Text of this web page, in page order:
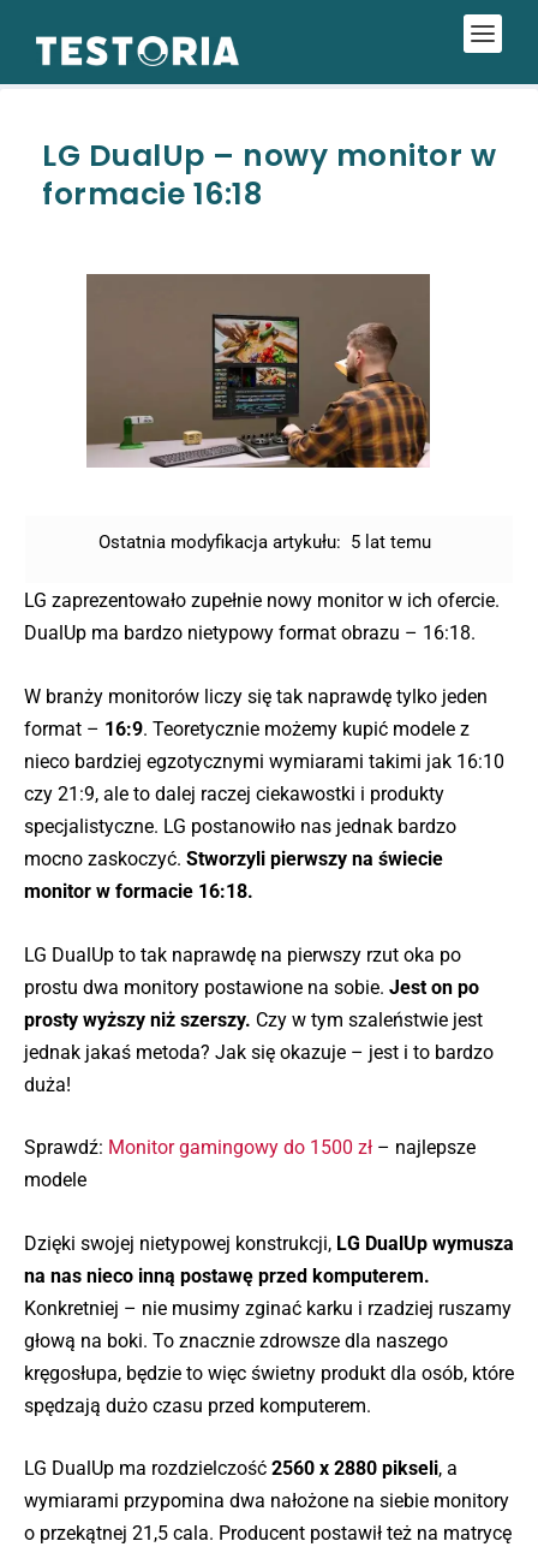
LG DualUp – nowy monitor w
formacie 16:18
Ostatnia modyfikacja artykułu: 5 lat temu
LG zaprezentowało zupełnie nowy monitor w ich ofercie.
DualUp ma bardzo nietypowy format obrazu – 16:18.
W branży monitorów liczy się tak naprawdę tylko jeden
format – 16:9. Teoretycznie możemy kupić modele z
nieco bardziej egzotycznymi wymiarami takimi jak 16:10
czy 21:9, ale to dalej raczej ciekawostki i produkty
specjalistyczne. LG postanowiło nas jednak bardzo
mocno zaskoczyć. Stworzyli pierwszy na świecie
monitor w formacie 16:18.
LG DualUp to tak naprawdę na pierwszy rzut oka po
prostu dwa monitory postawione na sobie. Jest on po
prosty wyższy niż szerszy. Czy w tym szaleństwie jest
jednak jakaś metoda? Jak się okazuje – jest i to bardzo
duża!
Sprawdź: Monitor gamingowy do 1500 zł – najlepsze
modele
Dzięki swojej nietypowej konstrukcji, LG DualUp wymusza
na nas nieco inną postawę przed komputerem.
Konkretniej – nie musimy zginać karku i rzadziej ruszamy
głową na boki. To znacznie zdrowsze dla naszego
kręgosłupa, będzie to więc świetny produkt dla osób, które
spędzają dużo czasu przed komputerem.
LG DualUp ma rozdzielczość 2560 x 2880 pikseli, a
wymiarami przypomina dwa nałożone na siebie monitory
o przekątnej 21,5 cala. Producent postawił też na matrycę